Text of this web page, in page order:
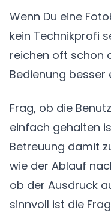
Wenn Du eine
kein Technikprofi
reichen oft schon
Bedienung besser
Frag, ob die
einfach gehalten
Betreuung damit
wie der Ablauf
ob der Ausdruck
sinnvoll ist die